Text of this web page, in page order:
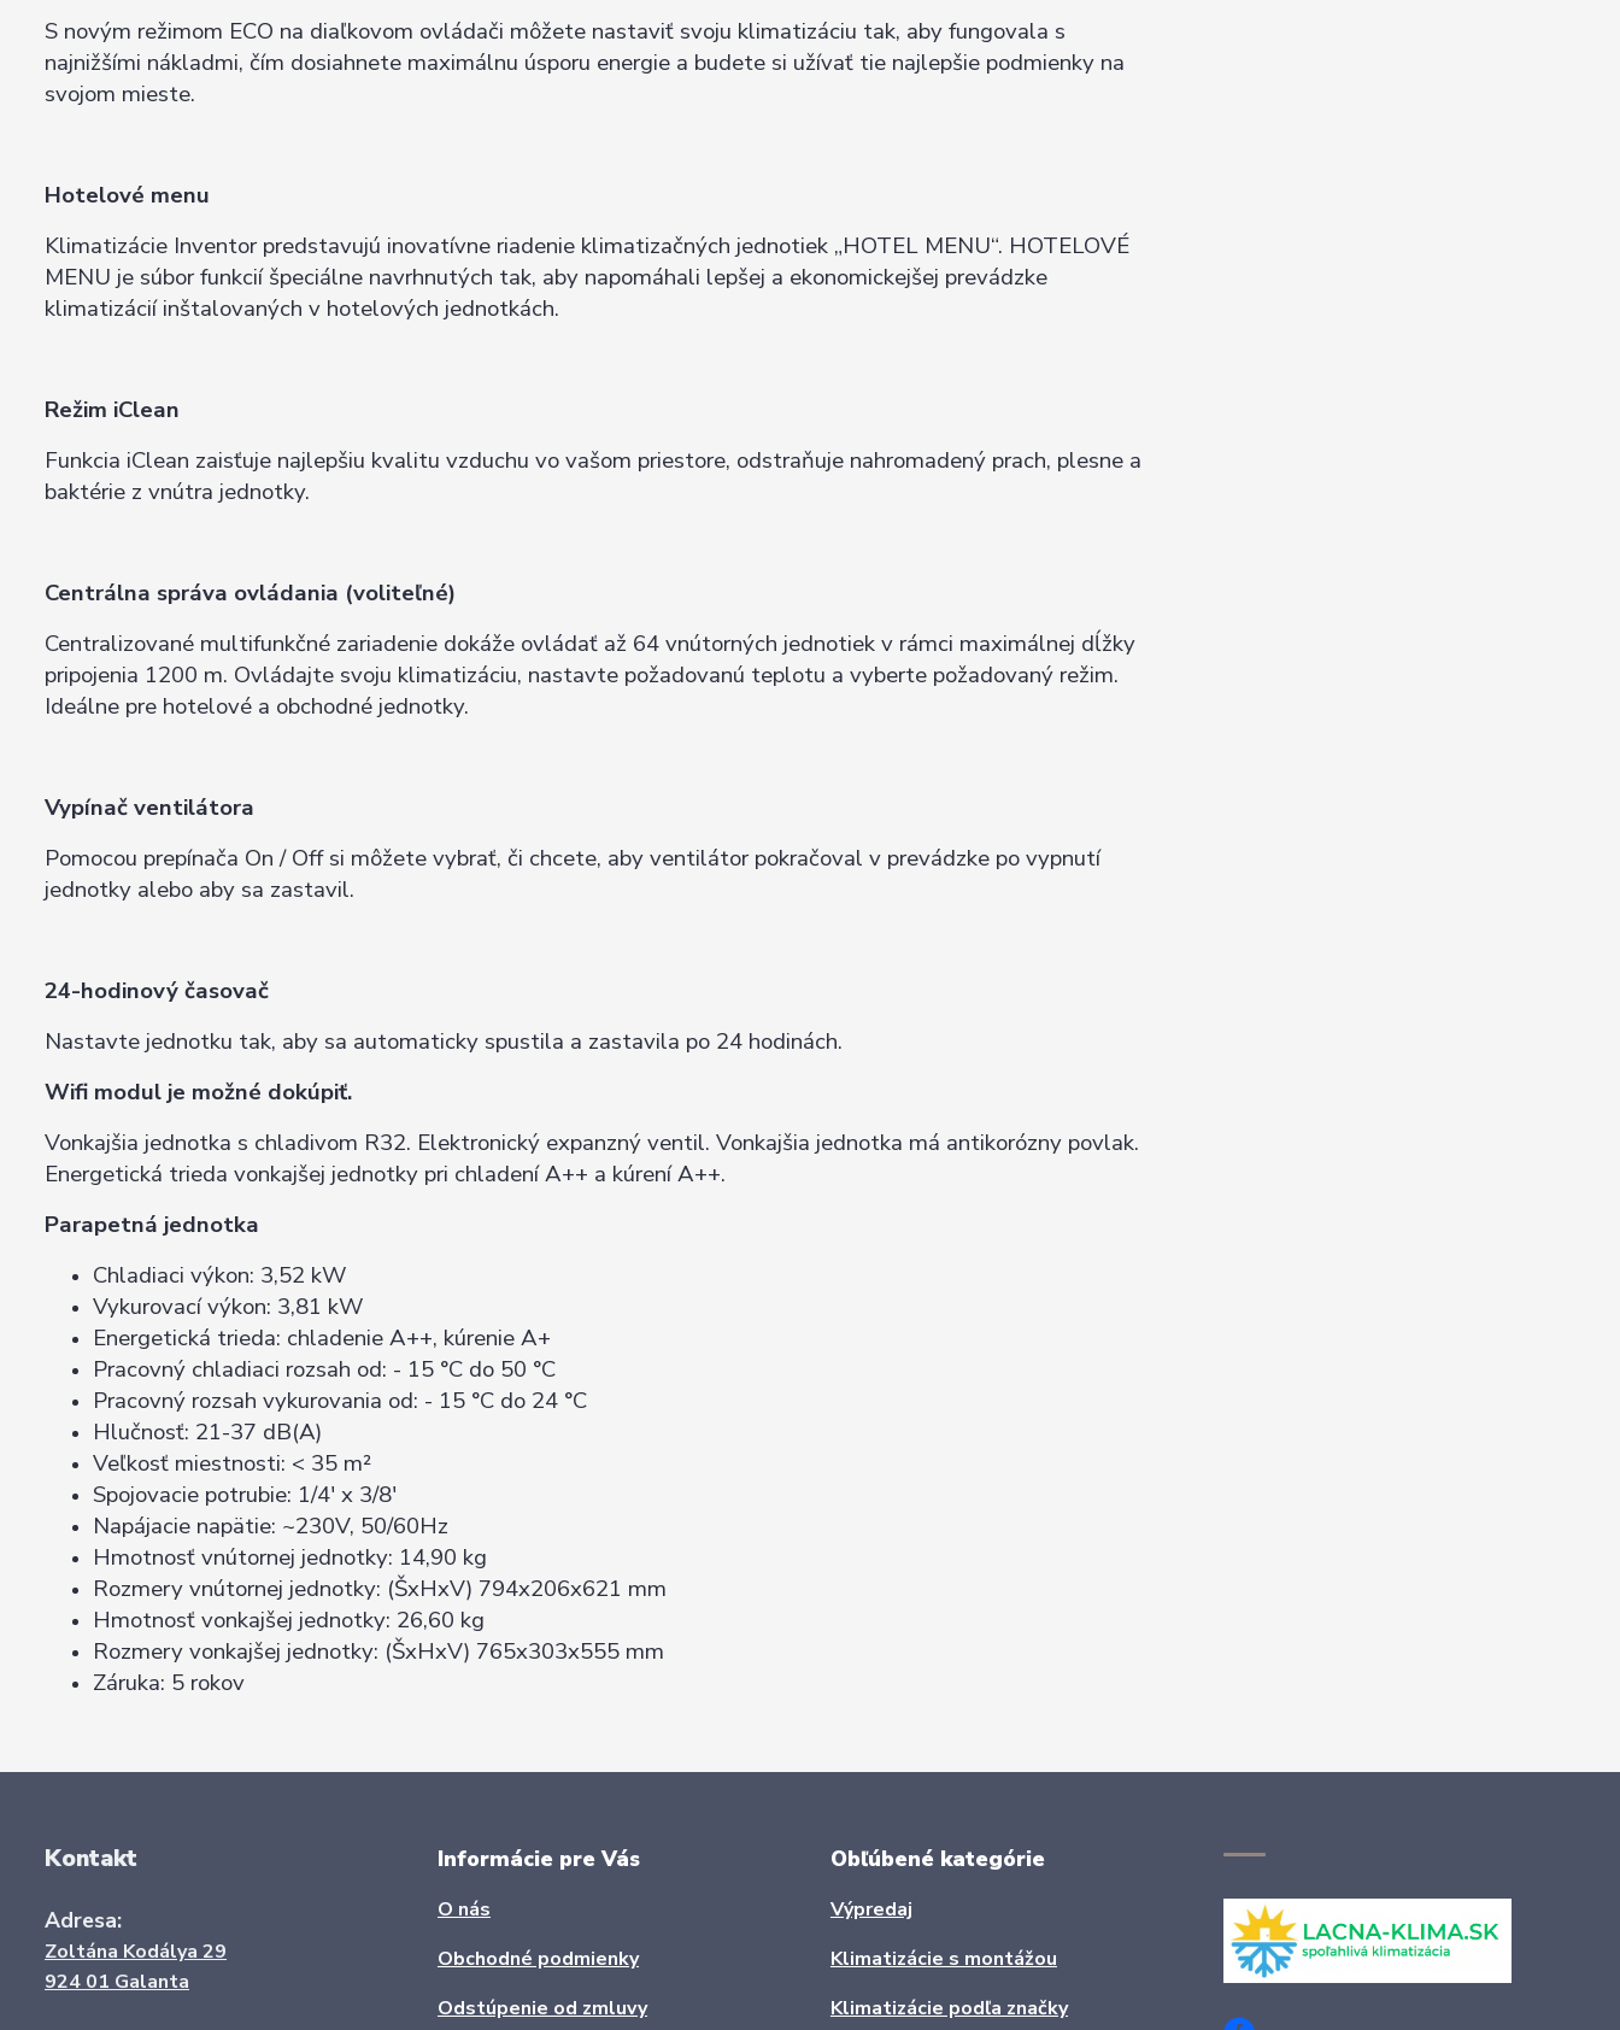
S novým režimom ECO na diaľkovom ovládači môžete nastaviť svoju klimatizáciu tak, aby fungovala s
najnižšími nákladmi, čím dosiahnete maximálnu úsporu energie a budete si užívať tie najlepšie podmienky na
svojom mieste.
Hotelové menu
Klimatizácie Inventor predstavujú inovatívne riadenie klimatizačných jednotiek „HOTEL MENU“. HOTELOVÉ
MENU je súbor funkcií špeciálne navrhnutých tak, aby napomáhali lepšej a ekonomickejšej prevádzke
klimatizácií inštalovaných v hotelových jednotkách.
Režim iClean
Funkcia iClean zaisťuje najlepšiu kvalitu vzduchu vo vašom priestore, odstraňuje nahromadený prach, plesne a
baktérie z vnútra jednotky.
Centrálna správa ovládania (voliteľné)
Centralizované multifunkčné zariadenie dokáže ovládať až 64 vnútorných jednotiek v rámci maximálnej dĺžky
pripojenia 1200 m. Ovládajte svoju klimatizáciu, nastavte požadovanú teplotu a vyberte požadovaný režim.
Ideálne pre hotelové a obchodné jednotky.
Vypínač ventilátora
Pomocou prepínača On / Off si môžete vybrať, či chcete, aby ventilátor pokračoval v prevádzke po vypnutí
jednotky alebo aby sa zastavil.
24-hodinový časovač
Nastavte jednotku tak, aby sa automaticky spustila a zastavila po 24 hodinách.
Wifi modul je možné dokúpiť.
Vonkajšia jednotka s chladivom R32. Elektronický expanzný ventil. Vonkajšia jednotka má antikorózny povlak.
Energetická trieda vonkajšej jednotky pri chladení A++ a kúrení A++.
Parapetná jednotka
Chladiaci výkon: 3,52 kW
Vykurovací výkon: 3,81 kW
Energetická trieda: chladenie A++, kúrenie A+
Pracovný chladiaci rozsah od: - 15 °C do 50 °C
Pracovný rozsah vykurovania od: - 15 °C do 24 °C
Hlučnosť: 21-37 dB(A)
Veľkosť miestnosti: < 35 m²
Spojovacie potrubie: 1/4' x 3/8'
Napájacie napätie: ~230V, 50/60Hz
Hmotnosť vnútornej jednotky: 14,90 kg
Rozmery vnútornej jednotky: (ŠxHxV) 794x206x621 mm
Hmotnosť vonkajšej jednotky: 26,60 kg
Rozmery vonkajšej jednotky: (ŠxHxV) 765x303x555 mm
Záruka: 5 rokov
Kontakt
Adresa:
Zoltána Kodálya 29
924 01 Galanta
Informácie pre Vás
O nás
Obchodné podmienky
Odstúpenie od zmluvy
Obľúbené kategórie
Výpredaj
Klimatizácie s montážou
Klimatizácie podľa značky